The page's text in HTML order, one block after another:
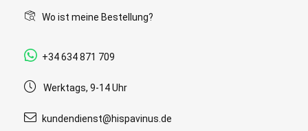
Wo ist meine Bestellung?
+34 634 871 709
Werktags, 9-14 Uhr
kundendienst@hispavinus.de